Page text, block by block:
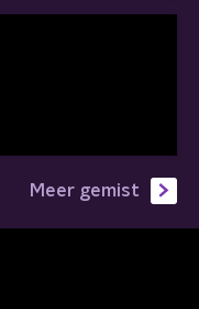
Meer gemist